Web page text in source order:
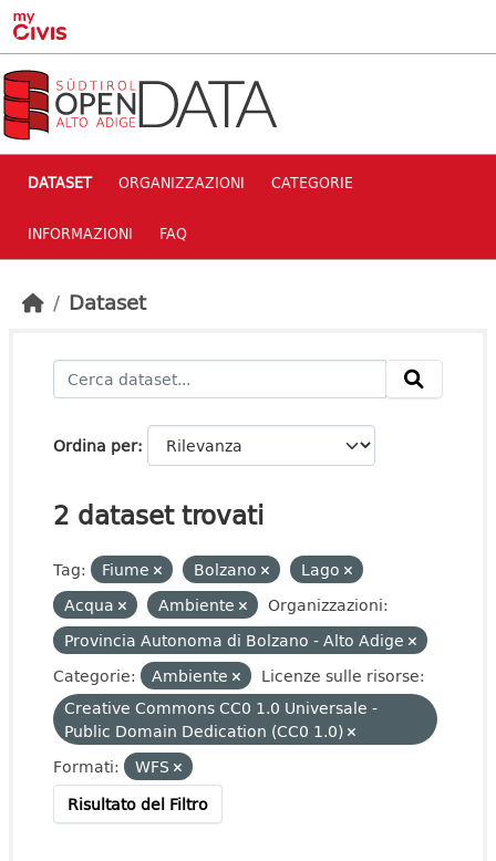
Skip to main content
DATASET ORGANIZZAZIONI CATEGORIE
INFORMAZIONI FAQ
Dataset
Ordina per
2 dataset trovati
Tag: Fiume Bolzano
Lago
Acqua
Ambiente
Organizzazioni:
Provincia Autonoma di Bolzano - Alto Adige
Categorie:
Ambiente
Licenze sulle risorse:
Creative Commons CC0 1.0 Universale -
Public Domain Dedication (CC0 1.0)
Formati:
WFS
Risultato del Filtro